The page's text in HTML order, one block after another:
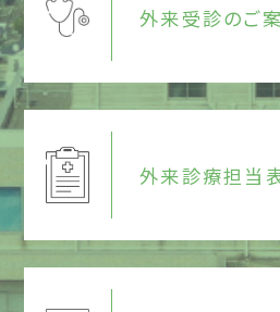
外来受診のご
外来診療担当